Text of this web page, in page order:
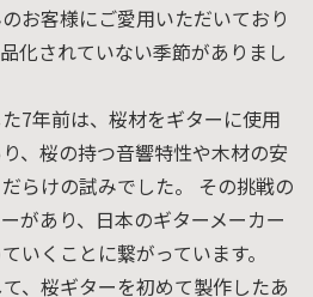
お客様にご愛用いただいており
化されていない季節がありまし
7年前は、桜材をギターに使用
、桜の持つ音響特性や木材の安
らけの試みでした。 その挑戦の
があり、日本のギターメーカー
いくことに繋がっています。
、桜ギターを初めて製作したあ